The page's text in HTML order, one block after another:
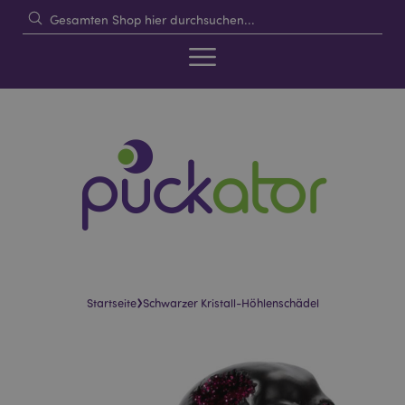
Startseite›Schwarzer Kristall-Höhlenschädel